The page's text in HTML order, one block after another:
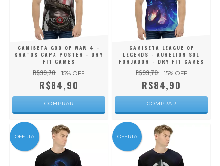
CAMISETA GOD OF WAR 4 -
KRATOS CAPA POSTER - DRY
FIT GAMES
R$99,70 15% OFF
R$84,90
COMPRAR
CAMISETA LEAGUE OF
LEGENDS - AURELION SOL
FORJADOR - DRY FIT GAMES
R$99,70 15% OFF
R$84,90
COMPRAR
OFERTA OFERTA